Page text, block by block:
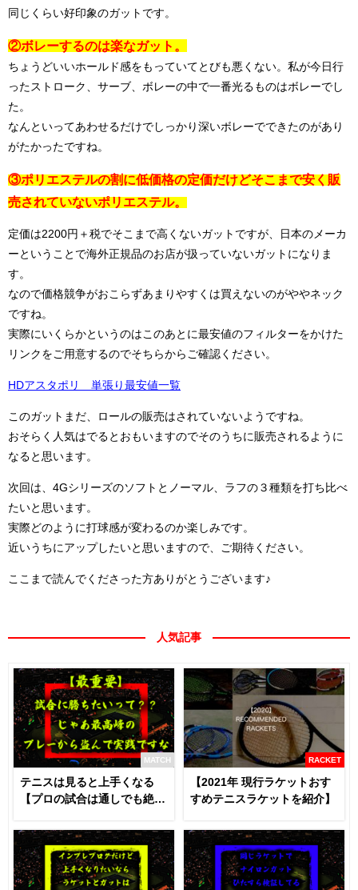
同じくらい好印象のガットです。
②ボレーするのは楽なガット。
ちょうどいいホールド感をもっていてとびも悪くない。私が今日行
ったストローク、サーブ、ボレーの中で一番光るものはボレーでし
た。
なんといってあわせるだけでしっかり深いボレーでできたのがあり
がたかったですね。
③ポリエステルの割に低価格の定価だけどそこまで安く販
売されていないポリエステル。
定価は2200円＋税でそこまで高くないガットですが、日本のメーカ
ーということで海外正規品のお店が扱っていないガットになりま
す。
なので価格競争がおこらずあまりやすくは買えないのがややネック
ですね。
実際にいくらかというのはこのあとに最安値のフィルターをかけた
リンクをご用意するのでそちらからご確認ください。
HDアスタポリ 単張り最安値一覧
このガットまだ、ロールの販売はされていないようですね。
おそらく人気はでるとおもいますのでそのうちに販売されるように
なると思います。
次回は、4Gシリーズのソフトとノーマル、ラフの３種類を打ち比べ
たいと思います。
実際どのように打球感が変わるのか楽しみです。
近いうちにアップしたいと思いますので、ご期待ください。
ここまで読んでくださった方ありがとうございます♪
人気記事
MATCH
テニスは見ると上手くなる
【プロの試合は通しでも絶対
RACKET
【2021年 現行ラケットおす
すめテニスラケットを紹介】